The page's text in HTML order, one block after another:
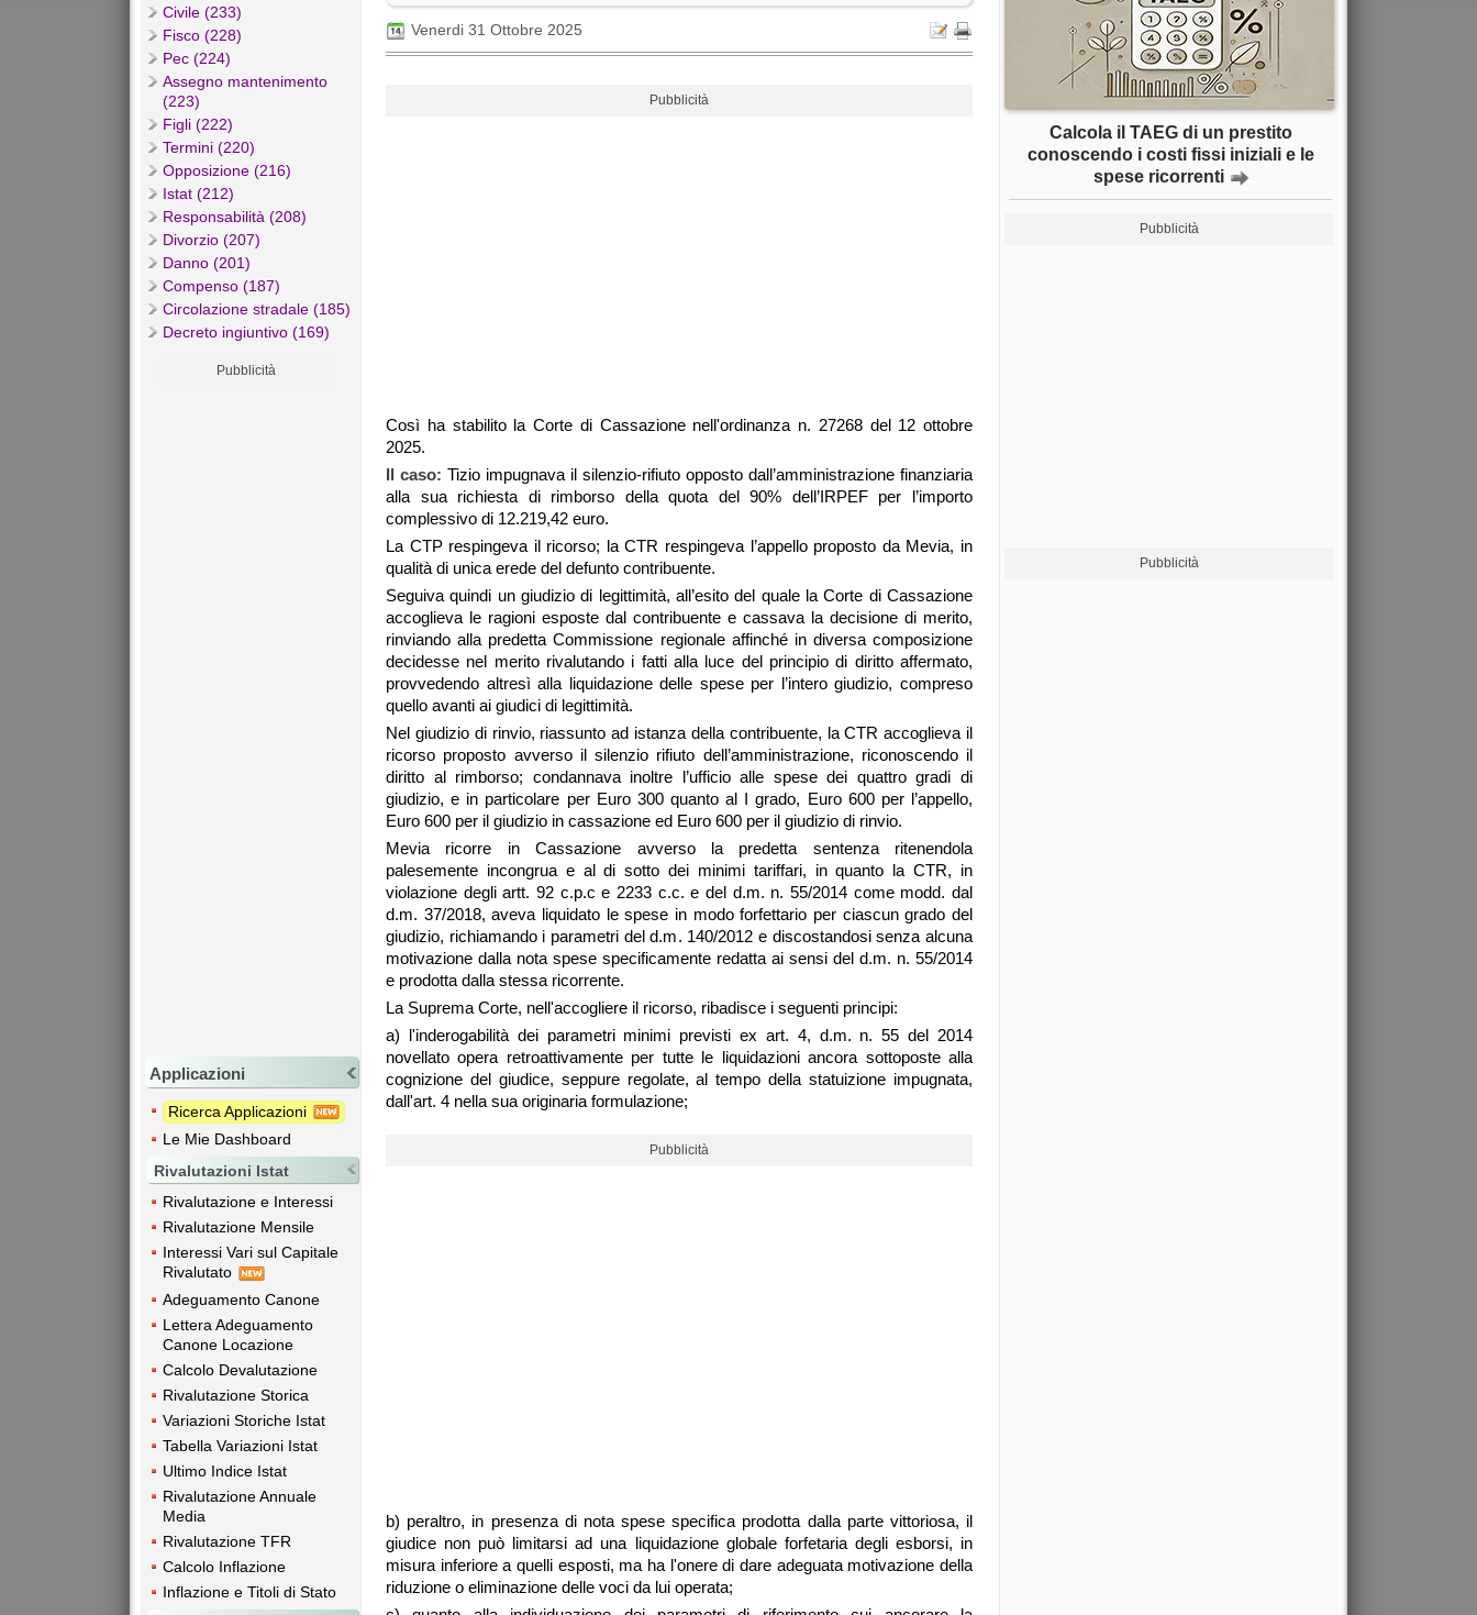
Civile (233)
Fisco (228)
Pec (224)
Assegno mantenimento
(223)
Figli (222)
Termini (220)
Opposizione (216)
Istat (212)
Responsabilità (208)
Divorzio (207)
Danno (201)
Compenso (187)
Circolazione stradale (185)
Decreto ingiuntivo (169)
Pubblicità
Applicazioni
Ricerca Applicazioni
Le Mie Dashboard
Rivalutazioni Istat
Rivalutazione e Interessi
Rivalutazione Mensile
Interessi Vari sul Capitale
Rivalutato
Adeguamento Canone
Lettera Adeguamento
Canone Locazione
Calcolo Devalutazione
Rivalutazione Storica
Variazioni Storiche Istat
Tabella Variazioni Istat
Ultimo Indice Istat
Rivalutazione Annuale
Media
Rivalutazione TFR
Calcolo Inflazione
Inflazione e Titoli di Stato
Venerdi 31 Ottobre 2025
Pubblicità
Così ha stabilito la Corte di Cassazione nell'ordinanza n. 27268 del 12 ottobre
2025.
Il caso: Tizio impugnava il silenzio-rifiuto opposto dall’amministrazione finanziaria
alla sua richiesta di rimborso della quota del 90% dell’IRPEF per l’importo
complessivo di 12.219,42 euro.
La CTP respingeva il ricorso; la CTR respingeva l’appello proposto da Mevia, in
qualità di unica erede del defunto contribuente.
Seguiva quindi un giudizio di legittimità, all’esito del quale la Corte di Cassazione
accoglieva le ragioni esposte dal contribuente e cassava la decisione di merito,
rinviando alla predetta Commissione regionale affinché in diversa composizione
decidesse nel merito rivalutando i fatti alla luce del principio di diritto affermato,
provvedendo altresì alla liquidazione delle spese per l’intero giudizio, compreso
quello avanti ai giudici di legittimità.
Nel giudizio di rinvio, riassunto ad istanza della contribuente, la CTR accoglieva il
ricorso proposto avverso il silenzio rifiuto dell’amministrazione, riconoscendo il
diritto al rimborso; condannava inoltre l’ufficio alle spese dei quattro gradi di
giudizio, e in particolare per Euro 300 quanto al I grado, Euro 600 per l’appello,
Euro 600 per il giudizio in cassazione ed Euro 600 per il giudizio di rinvio.
Mevia ricorre in Cassazione avverso la predetta sentenza ritenendola
palesemente incongrua e al di sotto dei minimi tariffari, in quanto la CTR, in
violazione degli artt. 92 c.p.c e 2233 c.c. e del d.m. n. 55/2014 come modd. dal
d.m. 37/2018, aveva liquidato le spese in modo forfettario per ciascun grado del
giudizio, richiamando i parametri del d.m. 140/2012 e discostandosi senza alcuna
motivazione dalla nota spese specificamente redatta ai sensi del d.m. n. 55/2014
e prodotta dalla stessa ricorrente.
La Suprema Corte, nell'accogliere il ricorso, ribadisce i seguenti principi:
a) l'inderogabilità dei parametri minimi previsti ex art. 4, d.m. n. 55 del 2014
novellato opera retroattivamente per tutte le liquidazioni ancora sottoposte alla
cognizione del giudice, seppure regolate, al tempo della statuizione impugnata,
dall'art. 4 nella sua originaria formulazione;
Pubblicità
b) peraltro, in presenza di nota spese specifica prodotta dalla parte vittoriosa, il
giudice non può limitarsi ad una liquidazione globale forfetaria degli esborsi, in
misura inferiore a quelli esposti, ma ha l'onere di dare adeguata motivazione della
riduzione o eliminazione delle voci da lui operata;
Calcola il TAEG di un prestito
conoscendo i costi fissi iniziali e le
spese ricorrenti
Pubblicità
Pubblicità